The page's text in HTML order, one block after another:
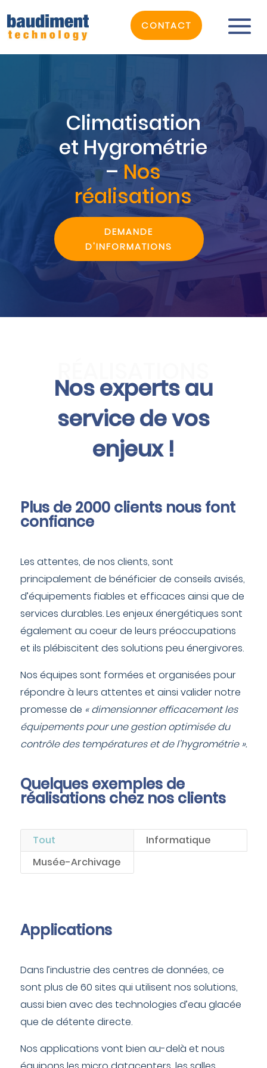
CONTACT
Climatisation
et Hygrométrie
– Nos
réalisations
DEMANDE
D'INFORMATIONS
RÉALISATIONS
Nos experts au
service de vos
enjeux !
Plus de 2000 clients nous font
confiance
Les attentes, de nos clients, sont
principalement de bénéficier de conseils avisés,
d’équipements fiables et efficaces ainsi que de
services durables. Les enjeux énergétiques sont
également au coeur de leurs préoccupations
et ils plébiscitent des solutions peu énergivores.
Nos équipes sont formées et organisées pour
répondre à leurs attentes et ainsi valider notre
promesse de « dimensionner efficacement les
équipements pour une gestion optimisée du
contrôle des températures et de l’hygrométrie ».
Quelques exemples de
réalisations chez nos clients
Tout
Informatique
Musée-Archivage
Applications
Dans l’industrie des centres de données, ce
sont plus de 60 sites qui utilisent nos solutions,
aussi bien avec des technologies d’eau glacée
que de détente directe.
Nos applications vont bien au-delà et nous